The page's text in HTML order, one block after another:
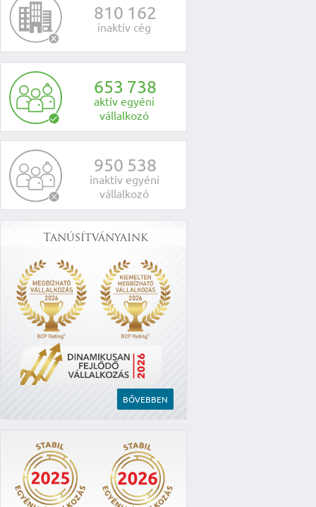
810 162
inaktív cég
653 738
aktív egyéni
vállalkozó
950 538
inaktív egyéni
vállalkozó
Tanúsítványaink
BŐVEBBEN